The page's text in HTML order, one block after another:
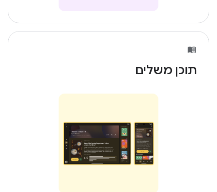
תוכן משלים